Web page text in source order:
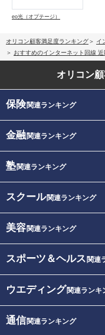
eo光（オプテージ）
オリコン顧客満足度ランキング
イ
おすすめのインターネット回線
オリコン
保険関連ランキング
金融関連ランキング
塾関連ランキング
スクール関連ランキング
美容関連ランキング
スポーツ＆ヘルス 関連
ウエディング関連ランキ
通信関連ランキング